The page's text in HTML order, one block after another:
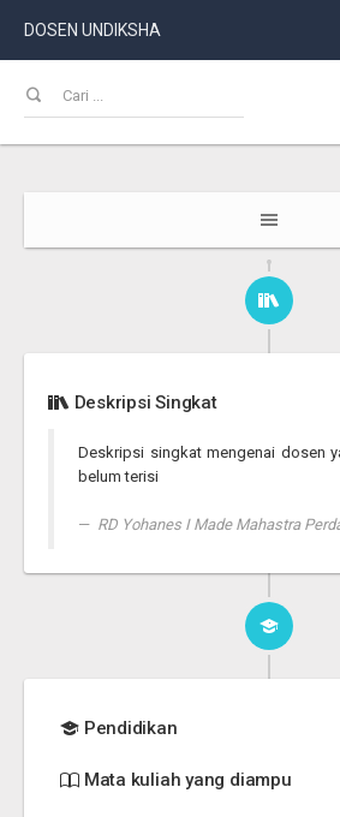
DOSEN UNDIKSHA
Deskripsi Singkat
Deskripsi singkat mengenai dosen
belum terisi
RD Yohanes I Made Mahastra
Pendidikan
Mata kuliah yang diampu